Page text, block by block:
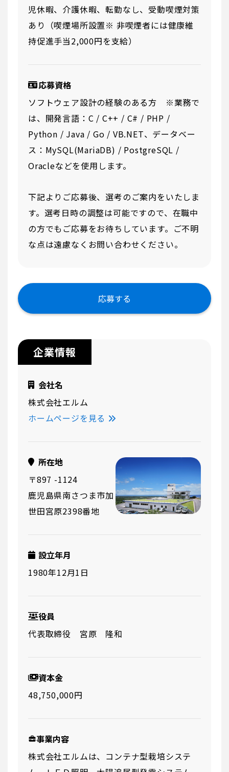
児休暇、介護休暇、転勤なし、受動喫煙対策
あり（喫煙場所設置※ 非喫煙者には健康維
持促進手当2,000円を支給）
応募資格
ソフトウェア設計の経験のある方 ※業務で
は、開発言語：C / C++ / C# / PHP /
Python / Java / Go / VB.NET、データベー
ス：MySQL(MariaDB) / PostgreSQL /
Oracleなどを使用します。
下記よりご応募後、選考のご案内をいたしま
す。選考日時の調整は可能ですので、在職中
の方でもご応募をお待ちしています。ご不明
な点は遠慮なくお問い合わせください。
応募する
企業情報
会社名
株式会社エルム
ホームページを見る
所在地
〒897 -1124
鹿児島県南さつま市加
世田宮原2398番地
設立年月
1980年12月1日
役員
代表取締役 宮原 隆和
資本金
48,750,000円
事業内容
株式会社エルムは、コンテナ型栽培システ